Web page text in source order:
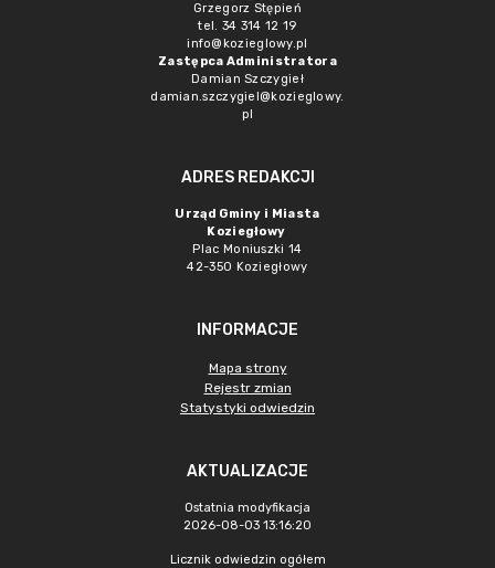
Grzegorz Stępień
tel. 34 314 12 19
info@kozieglowy.pl
Zastępca Administratora
Damian Szczygieł
damian.szczygiel@kozieglowy.
pl
ADRES REDAKCJI
Urząd Gminy i Miasta
Koziegłowy
Plac Moniuszki 14
42-350 Koziegłowy
INFORMACJE
Mapa strony
Rejestr zmian
Statystyki odwiedzin
AKTUALIZACJE
Ostatnia modyfikacja
2026-08-03 13:16:20
Licznik odwiedzin ogółem